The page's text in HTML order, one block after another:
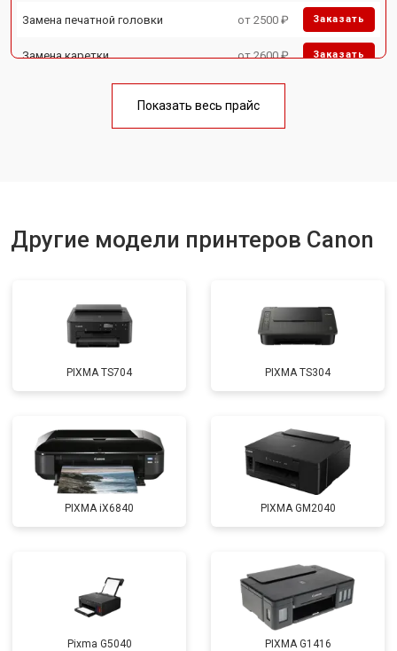
Замена печатной головки от 2500 ₽ Заказать
Замена каретки от 2600 ₽ Заказать
Замена блока питания от 2300 ₽
Показать весь прайс
Другие модели принтеров Canon
PIXMA TS704 PIXMA TS304
PIXMA iX6840 PIXMA GM2040
Pixma G5040 PIXMA G1416